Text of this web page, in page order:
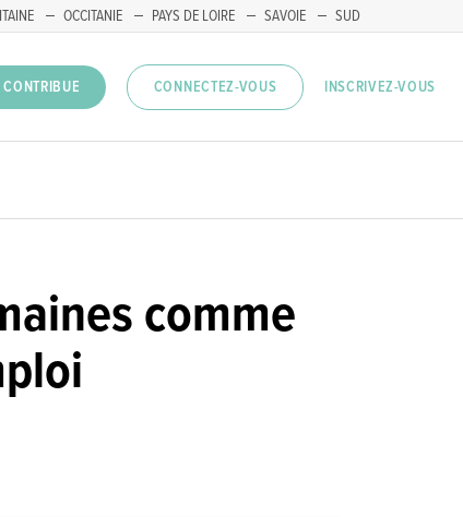
OCCITANIE PAYS DE LOIRE SAVOIE SUD
CONNECTEZ-VOUS INSCRIVEZ-VOUS
comme